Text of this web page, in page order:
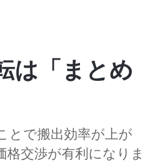
は「まとめ
とで搬出効率が上が
格交渉が有利になりま